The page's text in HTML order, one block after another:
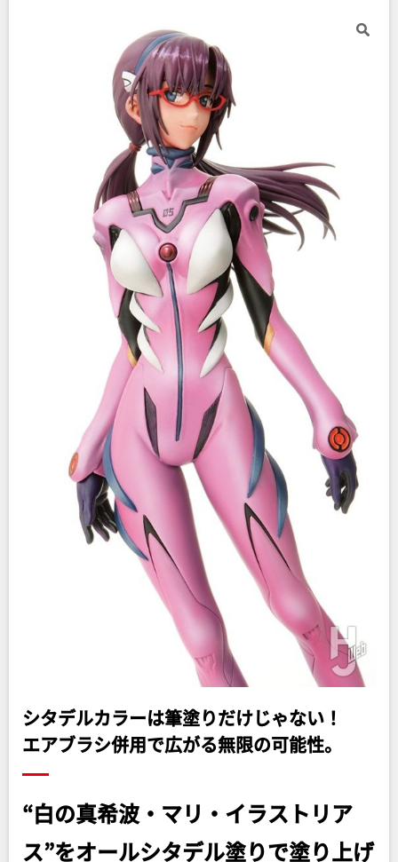
シタデルカラーは筆塗りだけじゃない！
エアブラシ併用で広がる無限の可能性。
“白の真希波・マリ・イラストリア
ス”をオールシタデル塗りで塗り上げ